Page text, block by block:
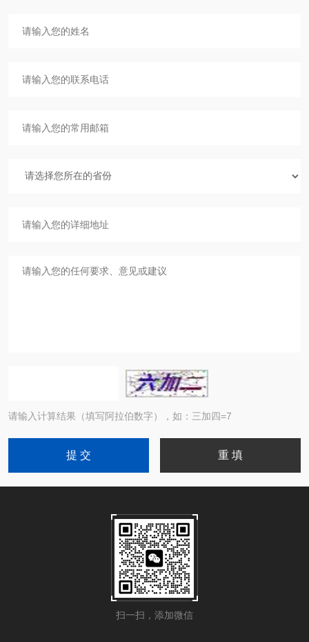
请输入计算结果（填写阿拉伯数字），如：三加四=7
扫一扫，添加微信